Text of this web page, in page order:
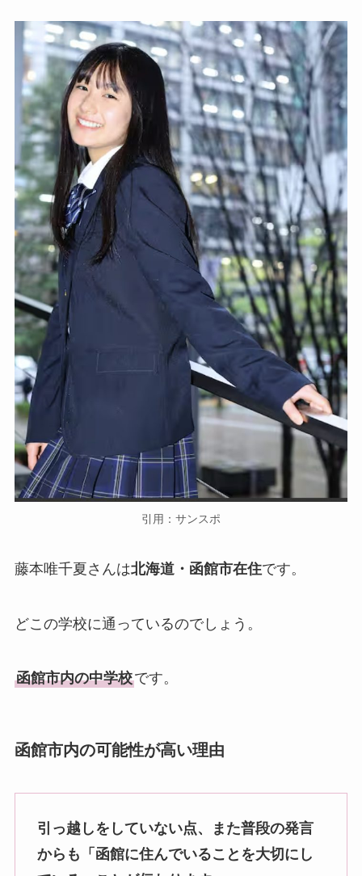
引用：サンスポ
藤本唯千夏さんは北海道・函館市在住です。
どこの学校に通っているのでしょう。
函館市内の中学校です。
函館市内の可能性が高い理由
引っ越しをしていない点、また普段の発言
からも「函館に住んでいることを大切にし